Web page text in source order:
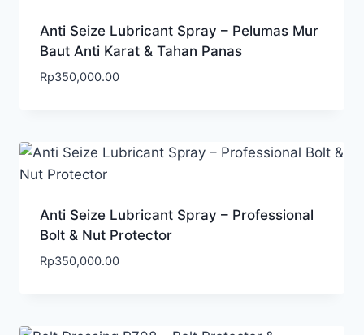
Anti Seize Lubricant Spray – Pelumas Mur
Baut Anti Karat & Tahan Panas
Rp350,000.00
Anti Seize Lubricant Spray – Professional
Bolt & Nut Protector
Rp350,000.00